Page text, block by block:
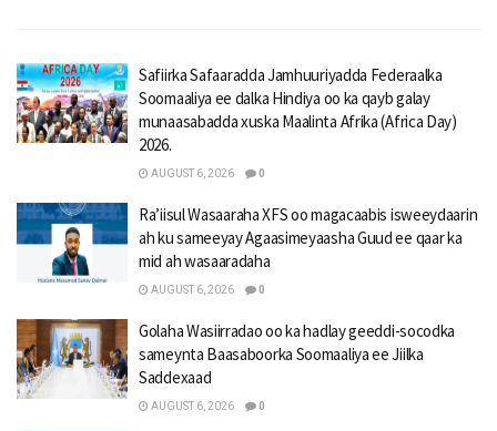
Safiirka Safaaradda Jamhuuriyadda Federaalka
Soomaaliya ee dalka Hindiya oo ka qayb galay
munaasabadda xuska Maalinta Afrika (Africa Day)
2026.
AUGUST 6, 2026 0
Ra’iisul Wasaaraha XFS oo magacaabis isweeydaarin
ah ku sameeyay Agaasimeyaasha Guud ee qaar ka
mid ah wasaaradaha
AUGUST 6, 2026 0
Golaha Wasiirradao oo ka hadlay geeddi-socodka
sameynta Baasaboorka Soomaaliya ee Jiilka
Saddexaad
AUGUST 6, 2026 0